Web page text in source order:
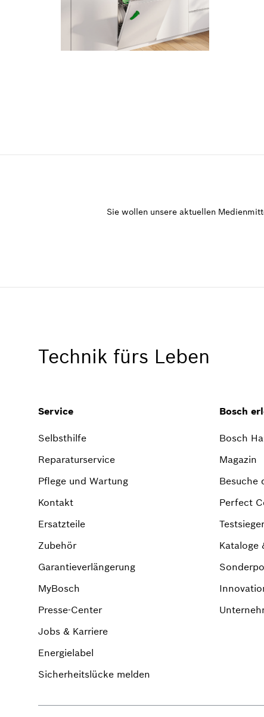
Sie wollen unsere aktuellen
Technik fürs Leben
Service
Selbsthilfe
Reparaturservice
Pflege und Wartung
Kontakt
Ersatzteile
Zubehör
Garantieverlängerung
MyBosch
Presse-Center
Jobs & Karriere
Energielabel
Sicherheitslücke melden
Bosch
Bosch
Magazin
Besuche
Perfect
Kataloge